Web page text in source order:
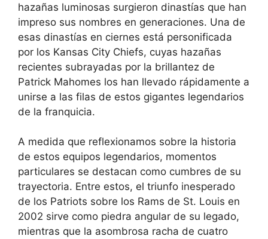
hazañas luminosas surgieron dinastías que han
impreso sus nombres en generaciones. Una de
esas dinastías en ciernes está personificada
por los Kansas City Chiefs, cuyas hazañas
recientes subrayadas por la brillantez de
Patrick Mahomes los han llevado rápidamente a
unirse a las filas de estos gigantes legendarios
de la franquicia.
A medida que reflexionamos sobre la historia
de estos equipos legendarios, momentos
particulares se destacan como cumbres de su
trayectoria. Entre estos, el triunfo inesperado
de los Patriots sobre los Rams de St. Louis en
2002 sirve como piedra angular de su legado,
mientras que la asombrosa racha de cuatro